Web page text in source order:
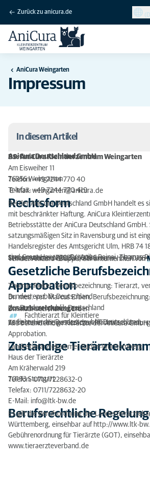
Zurück zu anicura.de
AniCura Weingarten
Impressum
In diesem Artikel
Rechtsform
Gesetzliche Berufsbezeichnung
Zuständige Tierärztekammer
Berufsrechtliche Regelungen
AniCura Deutschland GmbH
BS:AniCura Kleintierzentrum Weingarten
Am Eisweiher 11
76356 Weingarten
Telefon: +49 7244 770 40
Telefax: +49 7244 770 419
E-Mail: weingarten@anicura.de
Rechtsform
Bei der AniCura Deutschland GmbH handelt es
mit beschränkter Haftung. AniCura
Betriebsstätte der AniCura Deutschland GmbH.
satzungsmäßigen Sitz in Ravensburg und ist
Handelsregister des Amtsgericht Ulm, HRB 74
sind Grant Havenga, Dr. Anika Rajnai, Thomas
Steuernummer: 77025/30286
Umsatzsteueridentifikationsnummer:
Teil der AniCura-Gruppe, ein Unternehmen von
Gesetzliche
Approbation
Thomas Rieker, Berufsbezeichnung: Tierarzt,
Bundesrepublik Deutschland
Dr. med. vet. Marcus Erben,
der Bundesrepublik Deutschland
Zusatzbezeichnungen:
Dr. med. vet. Marcus Erben
Fachtierarzt für Kleintiere
verliehen in der Bundesrepublik Deutschland.
Es bestehen die gesetzlichen
Alle behandelnden Tierärzte der AniCura
Approbation.
Zuständige
Landestierärztekammer Baden-Württemberg
Haus der Tierärzte
Am Kräherwald 219
70193 Stuttgart
Telefon: 0711/7228632-0
Telefax: 0711/7228632-20
E-Mail: info@ltk-bw.de
Berufsrechtliche
Es gilt die Berufsordnung der
Württemberg, einsehbar auf http://www.ltk-
Gebührenordnung für Tierärzte (GOT),
www.tieraerzteverband.de